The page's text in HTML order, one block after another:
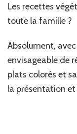
Les recettes
toute la famille ?
Absolument,
envisageable de
plats colorés et
la présentation et